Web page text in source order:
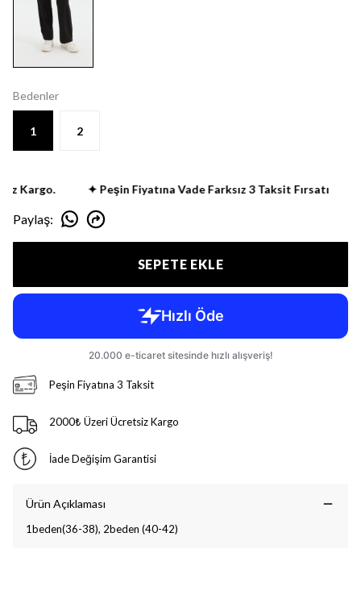
Bedenler
1 2
Kargo. ✦ Peşin Fiyatına Vade Farksız 3 Taksit Fırsatı
Paylaş:
SEPETE EKLE
Peşin Fiyatına 3 Taksit
2000₺ Üzeri Ücretsiz Kargo
İade Değişim Garantisi
Ürün Açıklaması
1beden(36-38), 2beden (40-42)